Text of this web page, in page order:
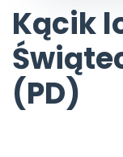
Pomoc
Promocje
Kącik
(PD)